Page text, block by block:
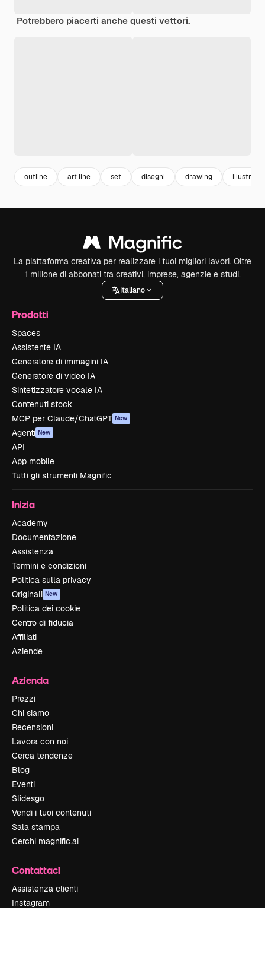
Potrebbero piacerti anche questi vettori.
outline art line set disegni drawing
La piattaforma creativa per realizzare i tuoi migliori lavori. Oltre
1 milione di abbonati tra creativi, imprese, agenzie e studi.
Italiano
Prodotti
Spaces
Assistente IA
Generatore di immagini IA
Generatore di video IA
Sintetizzatore vocale IA
Contenuti stock
MCP per Claude/ChatGPT New
Agenti New
API
App mobile
Tutti gli strumenti Magnific
Inizia
Academy
Documentazione
Assistenza
Termini e condizioni
Politica sulla privacy
Originali New
Politica dei cookie
Centro di fiducia
Affiliati
Aziende
Azienda
Prezzi
Chi siamo
Recensioni
Lavora con noi
Cerca tendenze
Blog
Eventi
Slidesgo
Vendi i tuoi contenuti
Sala stampa
Cerchi magnific.ai
Contattaci
Assistenza clienti
Instagram